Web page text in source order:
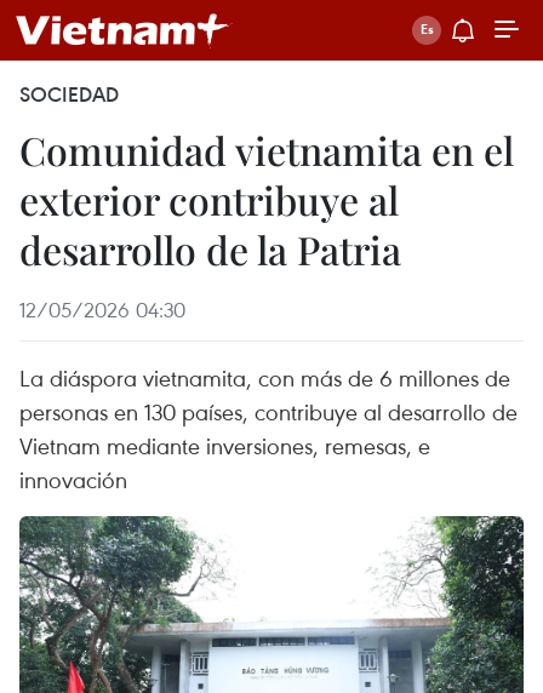
SOCIEDAD
Comunidad vietnamita en el
exterior contribuye al
desarrollo de la Patria
12/05/2026 04:30
La diáspora vietnamita, con más de 6 millones de
personas en 130 países, contribuye al desarrollo de
Vietnam mediante inversiones, remesas, e
innovación